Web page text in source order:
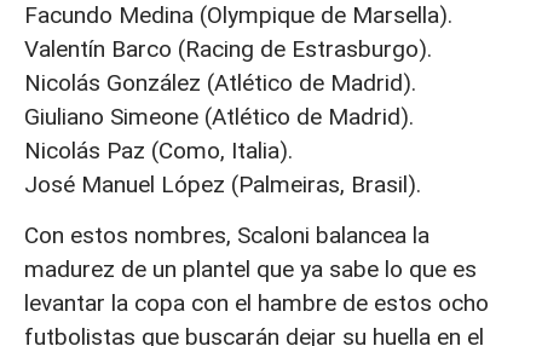
Facundo Medina (Olympique de Marsella).
Valentín Barco (Racing de Estrasburgo).
Nicolás González (Atlético de Madrid).
Giuliano Simeone (Atlético de Madrid).
Nicolás Paz (Como, Italia).
José Manuel López (Palmeiras, Brasil).
Con estos nombres, Scaloni balancea la
madurez de un plantel que ya sabe lo que es
levantar la copa con el hambre de estos ocho
futbolistas que buscarán dejar su huella en el